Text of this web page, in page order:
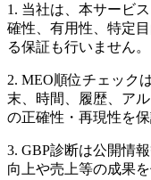
1. 当社は、本サービ
確性、有用性、特定
る保証も行いません。
2. MEO順位チェック
末、時間、履歴、ア
の正確性・再現性を保
3. GBP診断は公開情
向上や売上等の成果を